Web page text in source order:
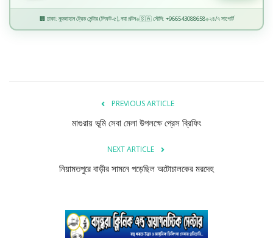
🏢 ঢাকা: নুরজাহান ট্রেড সেন্টার (লিফট-৫), নয়া পল্টন◆🇸🇦 সৌদি: +966543088658◆২৪/৭ সাপোর্ট
PREVIOUS ARTICLE
মাগুরায় ভূমি সেবা মেলা উপলক্ষে প্রেস ব্রিফিং
NEXT ARTICLE
নিয়ামতপুরে বাড়ীর সামনে পড়েছিল অটোচালকের মরদেহ